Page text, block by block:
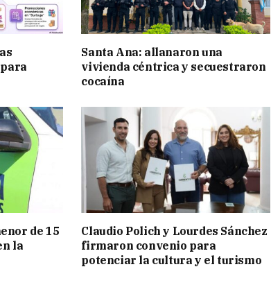
Santa Ana: allanaron una
vivienda céntrica y secuestraron
cocaína
de 15
la
Claudio Polich y Lourdes Sánchez
firmaron convenio para
potenciar la cultura y el turismo